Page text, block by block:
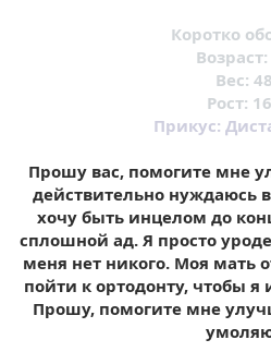
Коротко
Вес: 48
Рост:
Прикус:
Прошу вас, помогите мне
действительно нуждаюсь
хочу быть инцелом до
сплошной ад. Я просто
меня нет никого. Моя мать
пойти к ортодонту, чтобы я
Прошу, помогите мне